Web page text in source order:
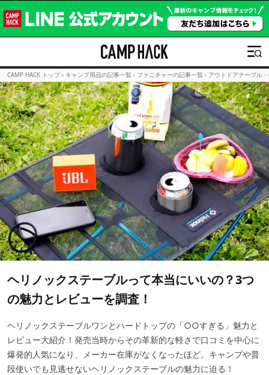
CAMP HACK トップ › キャンプ用品の記事一覧 › ファニチャーの記事一覧 › アウトドアテーブル
ヘリノックステーブルって本当にいいの？3つ
の魅力とレビューを調査！
ヘリノックステーブルワンとハードトップの「○○すぎる」魅力と
レビュー大紹介！発売当時からその革新的な軽さで口コミを中心に
爆発的人気になり、メーカー在庫がなくなったほど。キャンプや普
段使いでも見逃せないヘリノックステーブルの魅力に迫る！